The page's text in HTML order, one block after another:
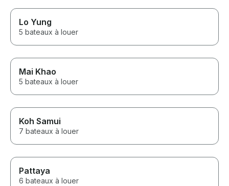
Lo Yung
5 bateaux à louer
Mai Khao
5 bateaux à louer
Koh Samui
7 bateaux à louer
Pattaya
6 bateaux à louer